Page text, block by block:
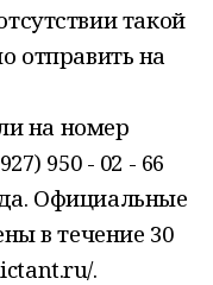
такой
отправить на
на номер
950 - 02 - 66
Официальные
в течение 30
.